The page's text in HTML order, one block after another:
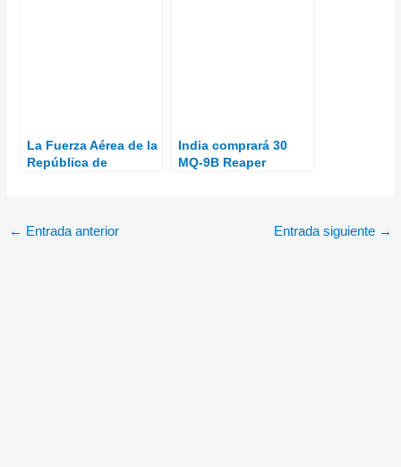
La Fuerza Aérea de la
República de
India comprará 30
MQ-9B Reaper
← Entrada anterior Entrada siguiente →